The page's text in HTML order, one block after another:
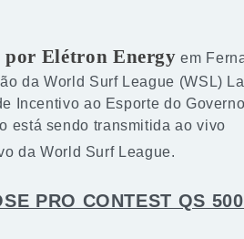
por Elétron Energy em
da World Surf League (WSL)
Incentivo ao Esporte do
está sendo transmitida ao vivo
da World Surf League.
PRO CONTEST QS